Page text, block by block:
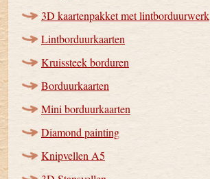
3D kaartenpakket met lintborduurwerk
Lintborduurkaarten
Kruissteek borduren
Borduurkaarten
Mini borduurkaarten
Diamond painting
Knipvellen A5